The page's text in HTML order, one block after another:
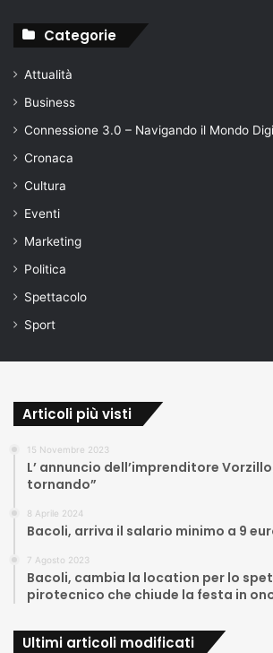
Categorie
Attualità
Business
Connessione 3.0 – Navigando il Mondo
Cronaca
Cultura
Eventi
Marketing
Politica
Spettacolo
Sport
Articoli più visti
15 Novembre 2023
L’ annuncio dell’imprenditore
tornando”
8 Aprile 2024
Bacoli, arriva il salario minimo a 9
7 Agosto 2023
Bacoli, cambia la location per lo
pirotecnico che chiude la festa in
Ultimi articoli modificati